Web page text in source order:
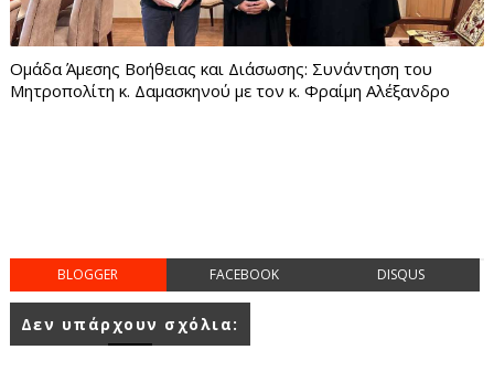
Ομάδα Άμεσης Βοήθειας και Διάσωσης: Συνάντηση του
Μητροπολίτη κ. Δαμασκηνού με τον κ. Φραίμη Αλέξανδρο
BLOGGER FACEBOOK DISQUS
Δεν υπάρχουν σχόλια: